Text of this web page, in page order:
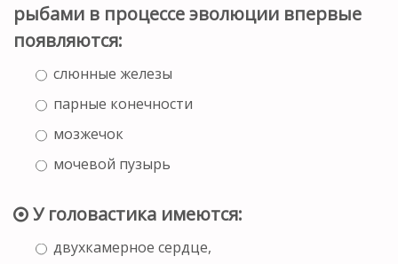
рыбами в процессе эволюции впервые
появляются:
слюнные железы
парные конечности
мозжечок
мочевой пузырь
У головастика имеются:
двухкамерное сердце,